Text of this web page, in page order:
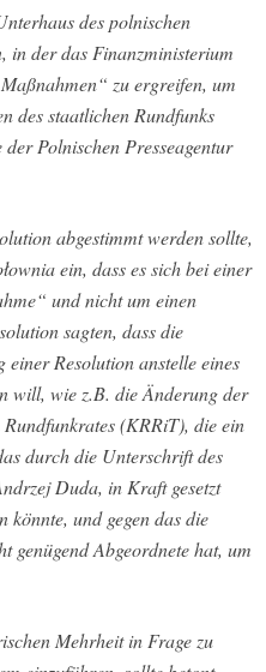
des polnischen
in der das Finanzministerium
zu ergreifen, um
des staatlichen Rundfunks
Polnischen Presseagentur
abgestimmt werden sollte,
ein, dass es sich bei einer
und nicht um einen
sagten, dass die
Resolution anstelle eines
will, wie z.B. die Änderung der
(KRRiT), die ein
durch die Unterschrift des
Duda, in Kraft gesetzt
könnte, und gegen das die
genügend Abgeordnete hat, um
Mehrheit in Frage zu